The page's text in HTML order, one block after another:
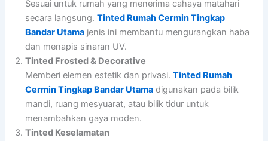
Sesuai untuk rumah yang menerima cahaya matahari
secara langsung.Tinted Rumah Cermin Tingkap
Bandar Utama jenis ini membantu mengurangkan haba
dan menapis sinaran UV.
Tinted Frosted & Decorative
Memberi elemen estetik dan privasi.Tinted Rumah
Cermin Tingkap Bandar Utama digunakan pada bilik
mandi, ruang mesyuarat, atau bilik tidur untuk
menambahkan gaya moden.
Tinted Keselamatan